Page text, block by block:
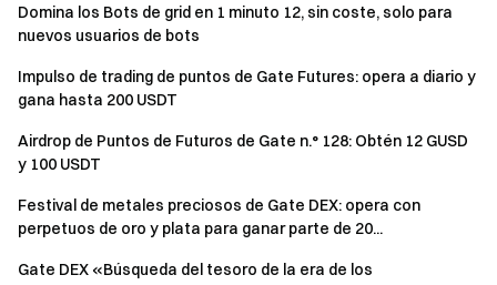
Cálculo del saldo: se realiza una instantánea diaria
de los saldos de USDT y BTC de tu cuenta de futuros
(calculado en valor USD). Si tu cuenta está en modo de
cuenta unificada (margen de una sola divisa, margen
los saldos de USDT y BTC de tu cuenta al contado
los activos. Se otorgan puntos fijos según el nivel
correspondiente.
Domina los Bots de grid en 1 minuto 12, sin coste, solo para
nuevos usuarios de bots
Impulso de trading de puntos de Gate Futures: opera a diario y
gana hasta 200 USDT
Airdrop de Puntos de Futuros de Gate n.° 128: Obtén 12 GUSD
y 100 USDT
Festival de metales preciosos de Gate DEX: opera con
perpetuos de oro y plata para ganar parte de 20...
Gate DEX «Búsqueda del tesoro de la era de los